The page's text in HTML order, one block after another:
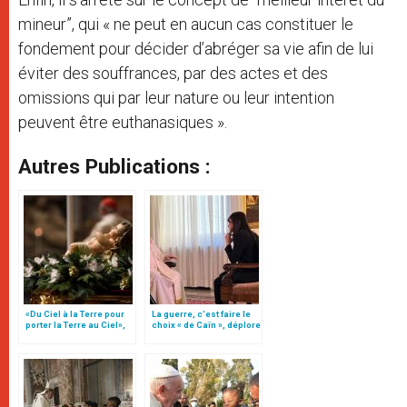
mineur”, qui « ne peut en aucun cas constituer le
fondement pour décider d’abréger sa vie afin de lui
éviter des souffrances, par des actes et des
omissions qui par leur nature ou leur intention
peuvent être euthanasiques ».
Autres Publications :
«Du Ciel à la Terre pour
porter la Terre au Ciel»,
La guerre, c’est faire le
choix « de Caïn », déplore